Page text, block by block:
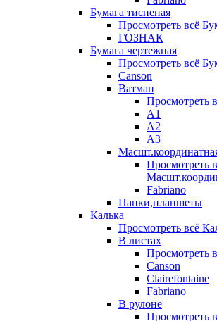
Бумага тисненая
Просмотреть всё
ГОЗНАК
Бумага чертежная
Просмотреть всё
Canson
Ватман
Просмотреть
А1
А2
А3
Просмотреть
Fabriano
Папки,планшеты
Калька
Просмотреть всё
В листах
Просмотреть
Canson
Clairefontaine
Fabriano
В рулоне
Просмотреть